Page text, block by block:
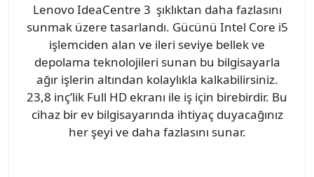
Lenovo IdeaCentre 3 şıklıktan daha fazlasını
sunmak üzere tasarlandı. Gücünü Intel Core i5
işlemciden alan ve ileri seviye bellek ve
depolama teknolojileri sunan bu bilgisayarla
ağır işlerin altından kolaylıkla kalkabilirsiniz.
23,8 inç’lik Full HD ekranı ile iş için birebirdir. Bu
cihaz bir ev bilgisayarında ihtiyaç duyacağınız
her şeyi ve daha fazlasını sunar.